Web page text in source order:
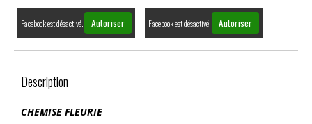
Facebook est désactivé. Autoriser Facebook est désactivé. Autoriser
Description
CHEMISE FLEURIE